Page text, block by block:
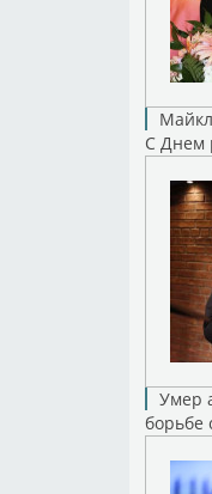
С Днем
Умер
борьбе